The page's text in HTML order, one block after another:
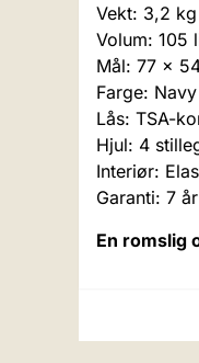
Vekt: 3,2 kg
Volum: 105
Mål: 77 x
Farge: Navy
Lås: TSA-
Hjul: 4
Interiør:
Garanti: 7 år
En romslig